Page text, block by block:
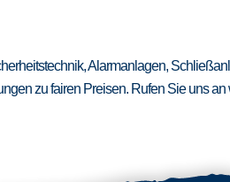
Alarmanlagen,
zu fairen Preisen. Rufen Sie uns